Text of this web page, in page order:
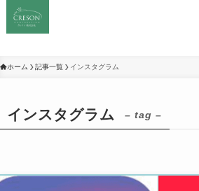
ホーム 記事一覧 インスタグラム
インスタグラム – tag –